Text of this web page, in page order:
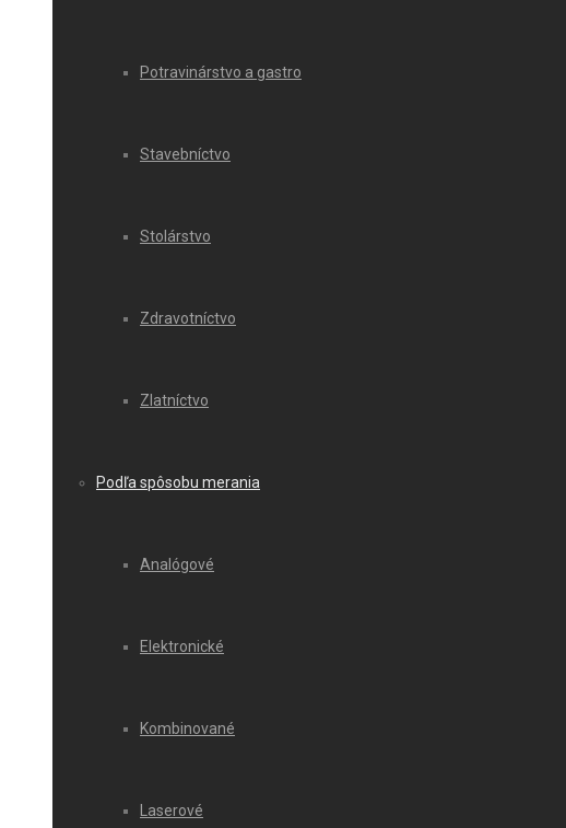
Potravinárstvo a gastro
Stavebníctvo
Stolárstvo
Zdravotníctvo
Zlatníctvo
Podľa spôsobu merania
Analógové
Elektronické
Kombinované
Laserové